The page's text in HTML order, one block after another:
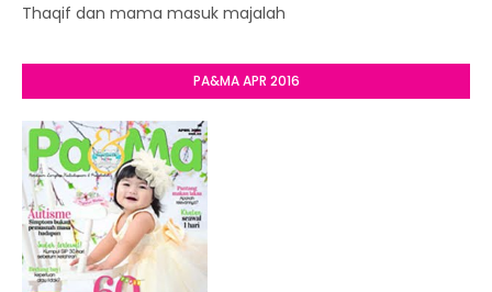
Thaqif dan mama masuk majalah
PA&MA APR 2016